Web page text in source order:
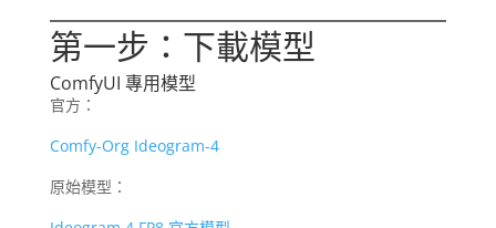
第一步：下載模型
ComfyUI 專用模型
官方：
Comfy-Org Ideogram-4
原始模型：